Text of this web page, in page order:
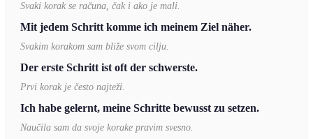
Svaki korak se računa, čak i ako je mali.
Mit jedem Schritt komme ich meinem Ziel näher.
Svakim korakom sam bliže svom cilju.
Der erste Schritt ist oft der schwerste.
Prvi korak je često najteži.
Ich habe gelernt, meine Schritte bewusst zu setzen.
Naučila sam da svoje korake pravim svesno.